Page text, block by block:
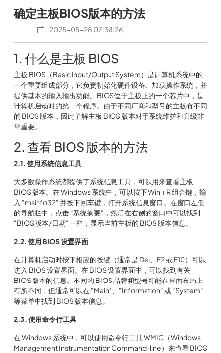
确定主板BIOS版本的方法
2025-05-28 07:38:26
1. 什么是主板 BIOS
主板 BIOS（Basic Input/Output System）是计算机系统中的
一个重要组成部分，它负责初始化硬件设备、加载操作系统，并
提供基本的输入输出功能。BIOS位于主板上的一个芯片中，是
计算机启动时的第一个程序。由于不同厂商和型号的主板有不同
的 BIOS 版本，因此了解主板 BIOS 版本对于系统维护和升级非
常重要。
2. 查看 BIOS 版本的方法
2.1. 使用系统信息工具
大多数操作系统都提供了系统信息工具，可以用来查看主板
BIOS 版本。在 Windows 系统中，可以按下 Win + R 组合键，输
入 "msinfo32" 并按下回车键，打开系统信息窗口。在窗口左侧
的导航栏中，点击 "系统摘要"，然后在右侧的窗口中可以找到
"BIOS 版本/日期" 一栏，显示当前主板的 BIOS 版本信息。
2.2. 使用 BIOS 设置界面
在计算机启动时按下相应的按键（通常是 Del、F2 或 F10）可以
进入 BIOS 设置界面。在 BIOS 设置界面中，可以找到有关
BIOS 版本的信息。不同的 BIOS 品牌和型号可能在界面布局上
有所不同，但通常可以在 "Main"、"Information" 或 "System"
等菜单中找到 BIOS 版本信息。
2.3. 使用命令行工具
在 Windows 系统中，可以使用命令行工具 WMIC（Windows
Management Instrumentation Command-line）来查看 BIOS